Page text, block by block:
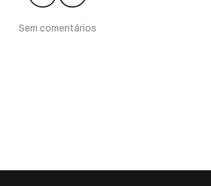
Sem comentários